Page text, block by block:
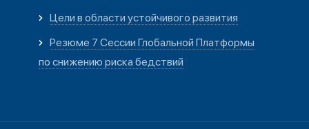
Цели в области устойчивого развития
Резюме 7 Сессии Глобальной Платформы
по снижению риска бедствий